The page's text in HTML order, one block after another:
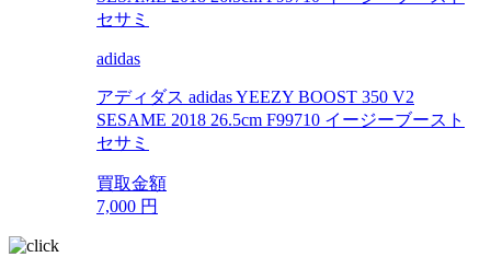
adidas
アディダス adidas YEEZY BOOST 350 V2
SESAME 2018 26.5cm F99710 イージーブースト
セサミ
買取金額
7,000 円